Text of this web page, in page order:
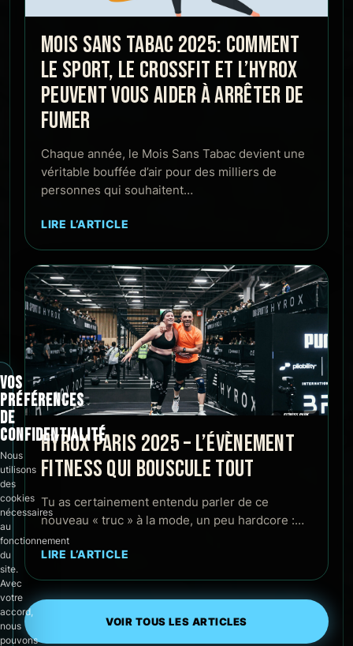
MOIS SANS TABAC 2025: COMMENT
LE SPORT, LE CROSSFIT ET L’HYROX
PEUVENT VOUS AIDER À ARRÊTER DE
FUMER
Chaque année, le Mois Sans Tabac devient une
véritable bouffée d’air pour des milliers de
personnes qui souhaitent…
LIRE L’ARTICLE
HYROX PARIS 2025 – L’ÉVÈNEMENT
FITNESS QUI BOUSCULE TOUT
Tu as certainement entendu parler de ce
nouveau « truc » à la mode, un peu hardcore :…
LIRE L’ARTICLE
VOIR TOUS LES ARTICLES
VOS
PRÉFÉRENCES
DE
CONFIDENTIALITÉ
Nous
utilisons
des
cookies
nécessaires
au
fonctionnement
du
site.
Avec
votre
accord,
nous
pouvons